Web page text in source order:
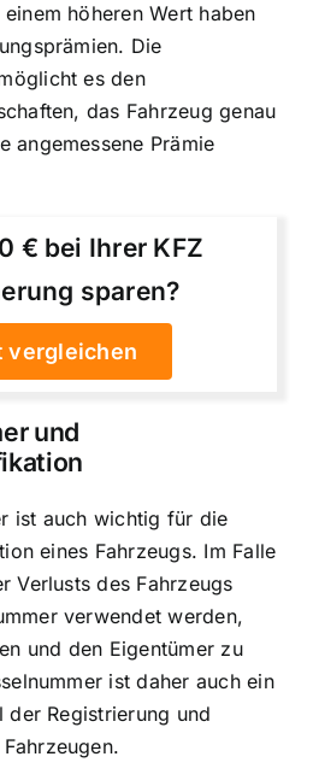
höheren Wert haben
Die
es den
das Fahrzeug genau
angemessene Prämie
€ bei Ihrer KFZ
sparen?
vergleichen
und
ist auch wichtig für die
eines Fahrzeugs. Im Falle
Verlusts des Fahrzeugs
verwendet werden,
und den Eigentümer zu
ist daher auch ein
Registrierung und